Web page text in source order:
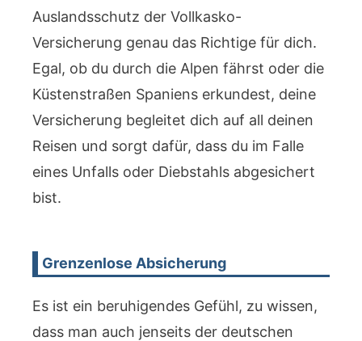
Auslandsschutz der Vollkasko-
Versicherung genau das Richtige für dich.
Egal, ob du durch die Alpen fährst oder die
Küstenstraßen Spaniens erkundest, deine
Versicherung begleitet dich auf all deinen
Reisen und sorgt dafür, dass du im Falle
eines Unfalls oder Diebstahls abgesichert
bist.
Grenzenlose Absicherung
Es ist ein beruhigendes Gefühl, zu wissen,
dass man auch jenseits der deutschen